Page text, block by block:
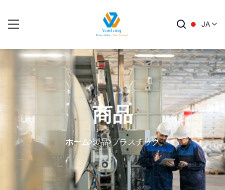
JA
商品
ホーム 製品 プラスチック